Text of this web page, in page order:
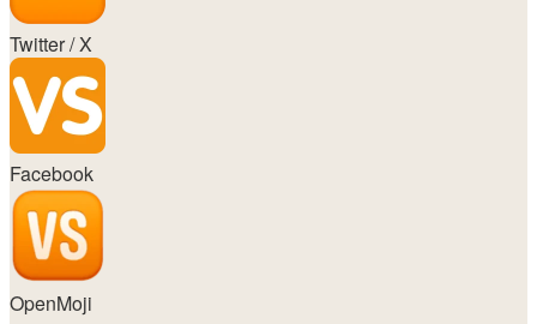
Twitter / X
Facebook
OpenMoji